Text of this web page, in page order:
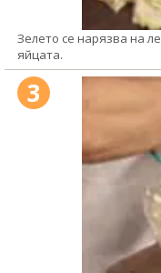
Зелето се нарязва на
яйцата.
3